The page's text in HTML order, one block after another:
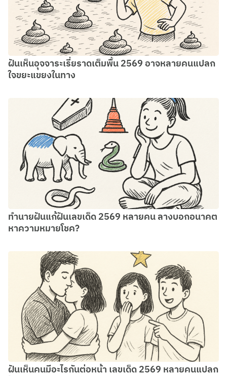
ฝันเห็นอุจจาระเรี่ยราดเต็มพื้น 2569 อาจหลายคนแปลก
ใจขยะแขยงในทาง
ทํานายฝันแก้ฝันเลขเด็ด 2569 หลายคน ลางบอกอนาคต
หาความหมายโชค?
ฝันเห็นคนมีอะไรกันต่อหน้า เลขเด็ด 2569 หลายคนแปลก